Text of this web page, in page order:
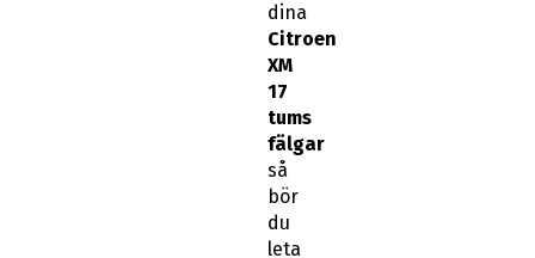
dina
Citroen
XM
17
tums
fälgar
så
bör
du
leta